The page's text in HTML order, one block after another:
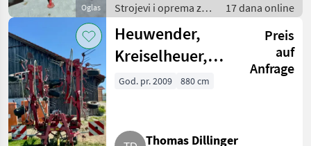
Oglas
Strojevi i oprema za
travu i baliranje /
Rotacioni prevrtači
(rasturači) sijena
17 dana online
Heuwender,
Kreiselheuer,
Stoll, Kuhn,
Preis
auf
Anfrage
God. pr. 2009 880 cm
Thomas Dillinger